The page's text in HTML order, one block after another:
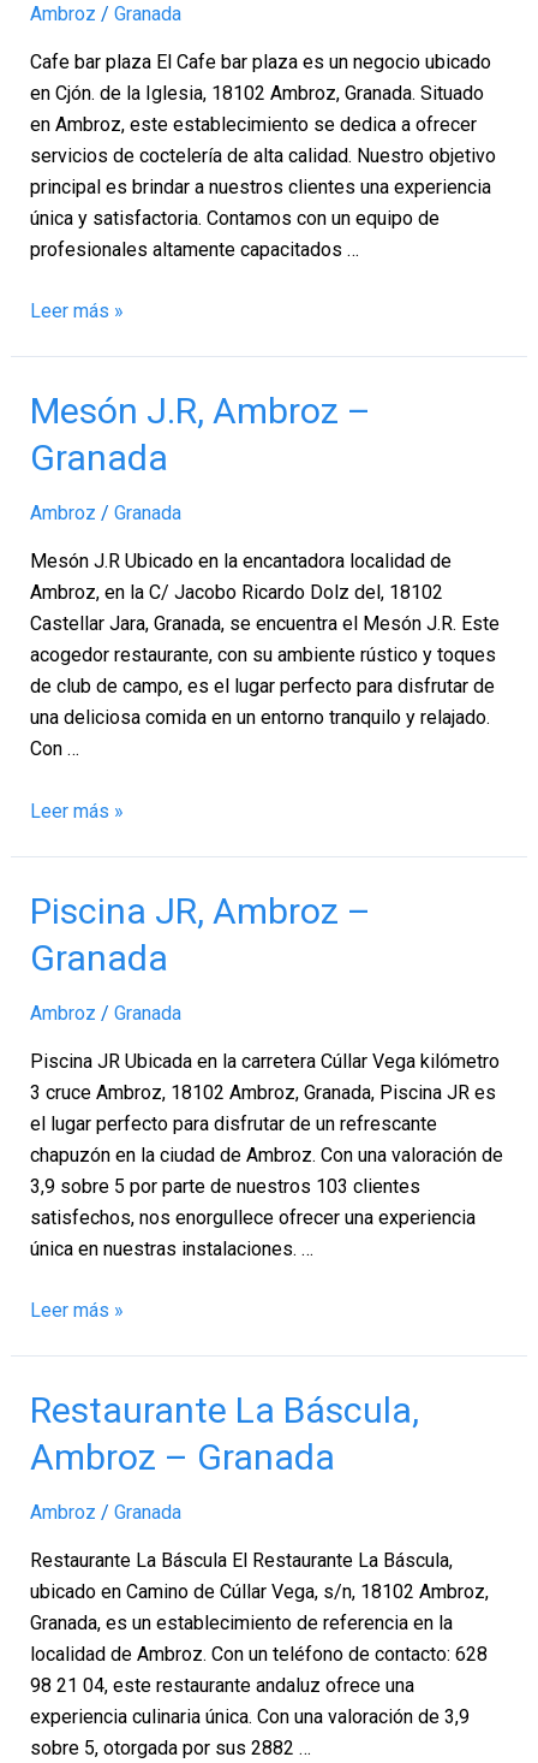
Ambroz / Granada
Cafe bar plaza El Cafe bar plaza es un negocio ubicado
en Cjón. de la Iglesia, 18102 Ambroz, Granada. Situado
en Ambroz, este establecimiento se dedica a ofrecer
servicios de coctelería de alta calidad. Nuestro objetivo
principal es brindar a nuestros clientes una experiencia
única y satisfactoria. Contamos con un equipo de
profesionales altamente capacitados …
–
Granada
Leer más »
Mesón J.R, Ambroz –
Granada
Ambroz / Granada
Mesón J.R Ubicado en la encantadora localidad de
Ambroz, en la C/ Jacobo Ricardo Dolz del, 18102
Castellar Jara, Granada, se encuentra el Mesón J.R. Este
acogedor restaurante, con su ambiente rústico y toques
de club de campo, es el lugar perfecto para disfrutar de
una deliciosa comida en un entorno tranquilo y relajado.
Con …
Mesón
Ambroz
Granada
Leer más »
Piscina JR, Ambroz –
Granada
Ambroz / Granada
Piscina JR Ubicada en la carretera Cúllar Vega kilómetro
3 cruce Ambroz, 18102 Ambroz, Granada, Piscina JR es
el lugar perfecto para disfrutar de un refrescante
chapuzón en la ciudad de Ambroz. Con una valoración de
3,9 sobre 5 por parte de nuestros 103 clientes
satisfechos, nos enorgullece ofrecer una experiencia
única en nuestras instalaciones. …
Piscina
JR,
Ambroz
Granada
Leer más »
Restaurante La Báscula,
Ambroz – Granada
Ambroz / Granada
Restaurante La Báscula El Restaurante La Báscula,
ubicado en Camino de Cúllar Vega, s/n, 18102 Ambroz,
Granada, es un establecimiento de referencia en la
localidad de Ambroz. Con un teléfono de contacto: 628
98 21 04, este restaurante andaluz ofrece una
experiencia culinaria única. Con una valoración de 3,9
sobre 5, otorgada por sus 2882 …
Restaurante
Báscula,
–
Granada